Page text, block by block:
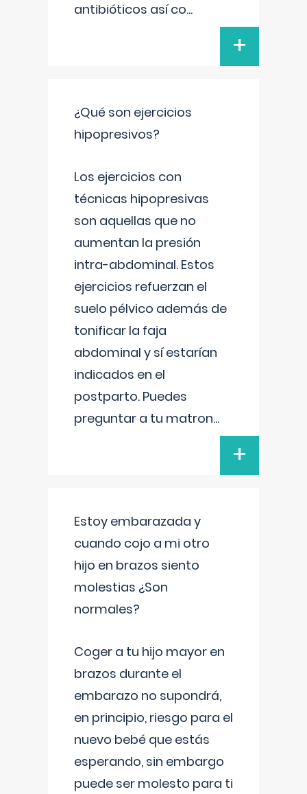
antibióticos así co...
+
¿Qué son ejercicios
hipopresivos?
Los ejercicios con
técnicas hipopresivas
son aquellas que no
aumentan la presión
intra-abdominal. Estos
ejercicios refuerzan el
suelo pélvico además de
tonificar la faja
abdominal y sí estarían
indicados en el
postparto. Puedes
preguntar a tu matron...
+
Estoy embarazada y
cuando cojo a mi otro
hijo en brazos siento
molestias ¿Son
normales?
Coger a tu hijo mayor en
brazos durante el
embarazo no supondrá,
en principio, riesgo para el
nuevo bebé que estás
esperando, sin embargo
puede ser molesto para ti